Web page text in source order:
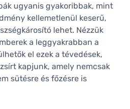
ugyanis gyakoribbak, mint
kellemetlenül keserű,
lehet. Nézzük
a leggyakrabban a
el ezek a tévedések,
kapjunk, amely nemcsak
sütésre és főzésre is